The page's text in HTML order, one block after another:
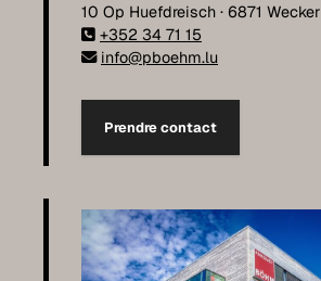
10 Op Huefdreisch · 6871 Wecker
+352 34 71 15
info@pboehm.lu
Prendre contact